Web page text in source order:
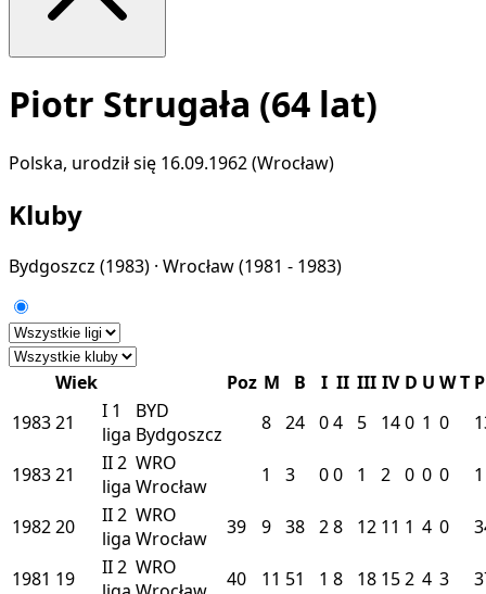
Piotr Strugała (64 lat)
Polska, urodził się 16.09.1962 (Wrocław)
Kluby
Bydgoszcz (1983) · Wrocław(1981 - 1983)
Wiek Poz M B I II III IV D U WT
198321 I 1
liga
BYD
Bydgoszcz
8 24 04 5 140 1 0
198321 II2
liga
WRO
Wrocław
1 3 00 1 2 0 0 0 1
198220 II2
liga
WRO
Wrocław
39 9 38 28 12 11 1 4 0
1981 19 II2 WRO
40 11 51 1 8 18 152 4 3